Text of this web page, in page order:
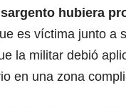
hubiera
es víctima junto a
la militar debió
en una zona